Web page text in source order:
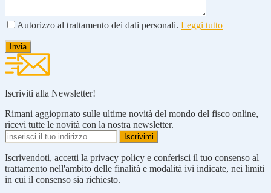
Autorizzo al trattamento dei dati personali. Leggi tutto
Iscriviti alla Newsletter!
Rimani aggioprnato sulle ultime novità del mondo del fisco online,
ricevi tutte le novità con la nostra newsletter.
Iscrivendoti, accetti la privacy policy e conferisci il tuo consenso al
trattamento nell'ambito delle finalità e modalità ivi indicate, nei limiti
in cui il consenso sia richiesto.